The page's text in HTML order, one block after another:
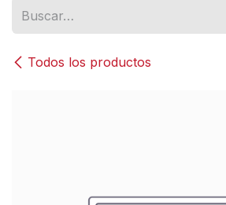
Todos los productos